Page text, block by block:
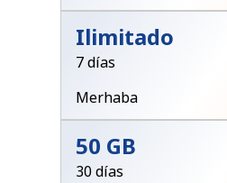
Ilimitado
7 días
Merhaba
50 GB
30 días